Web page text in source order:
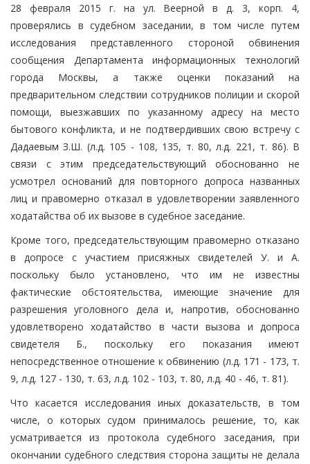
28 февраля 2015 г. на ул. Веерной в д. 3, корп. 4,
проверялись в судебном заседании, в том числе путем
исследования представленного стороной обвинения
сообщения Департамента информационных технологий
города Москвы, а также оценки показаний на
предварительном следствии сотрудников полиции и скорой
помощи, выезжавших по указанному адресу на место
бытового конфликта, и не подтвердивших свою встречу с
Дадаевым З.Ш. (л.д. 105 - 108, 135, т. 80, л.д. 221, т. 86). В
связи с этим председательствующий обоснованно не
усмотрел оснований для повторного допроса названных
лиц и правомерно отказал в удовлетворении заявленного
ходатайства об их вызове в судебное заседание.
Кроме того, председательствующим правомерно отказано
в допросе с участием присяжных свидетелей У. и А.
поскольку было установлено, что им не известны
фактические обстоятельства, имеющие значение для
разрешения уголовного дела и, напротив, обоснованно
удовлетворено ходатайство в части вызова и допроса
свидетеля Б., поскольку его показания имеют
непосредственное отношение к обвинению (л.д. 171 - 173, т.
9, л.д. 127 - 130, т. 63, л.д. 102 - 103, т. 80, л.д. 40 - 46, т. 81).
Что касается исследования иных доказательств, в том
числе, о которых судом принималось решение, то, как
усматривается из протокола судебного заседания, при
окончании судебного следствия сторона защиты не делала